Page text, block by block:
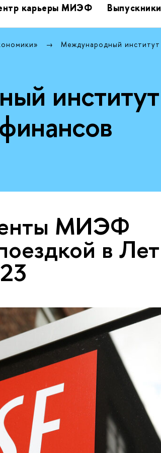
карьеры МИЭФ
Выпускники
Международный
институт
МИЭФ
в